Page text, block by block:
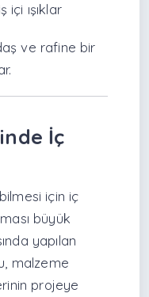
içi ışıklar
ve rafine bir
İç
için iç
büyük
yapılan
malzeme
projeye